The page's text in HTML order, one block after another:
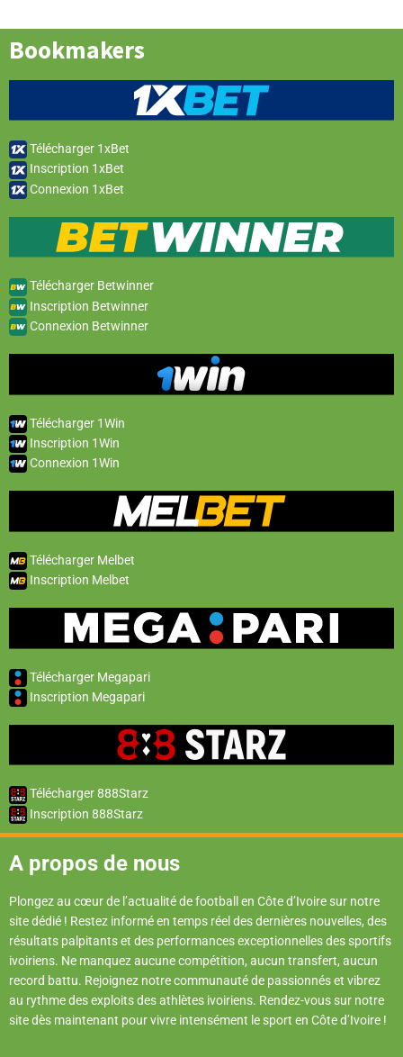
Bookmakers
Télécharger 1xBet
Inscription 1xBet
Connexion 1xBet
Télécharger Betwinner
Inscription Betwinner
Connexion Betwinner
Télécharger 1Win
Inscription 1Win
Connexion 1Win
Télécharger Melbet
Inscription Melbet
Télécharger Megapari
Inscription Megapari
Télécharger 888Starz
Inscription 888Starz
A propos de nous
Plongez au cœur de l’actualité de football en Côte d’Ivoire sur notre
site dédié ! Restez informé en temps réel des dernières nouvelles, des
résultats palpitants et des performances exceptionnelles des sportifs
ivoiriens. Ne manquez aucune compétition, aucun transfert, aucun
record battu. Rejoignez notre communauté de passionnés et vibrez
au rythme des exploits des athlètes ivoiriens. Rendez-vous sur notre
site dès maintenant pour vivre intensément le sport en Côte d’Ivoire !